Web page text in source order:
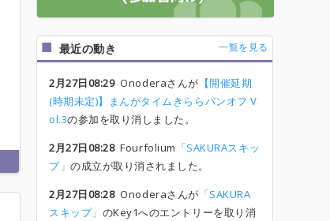
最近の動き 一覧を見る
2月27日08:29Onoderaさんが 【開催延期
(時期未定)】まんがタイムきららバンオフ V
ol.3の参加を取り消しました。
2月27日08:28Fourfolium 「SAKURAスキッ
プ」の成立が取り消されました。
2月27日08:28Onoderaさんが 「SAKURA
スキップ」 のKey1へのエントリーを取り消